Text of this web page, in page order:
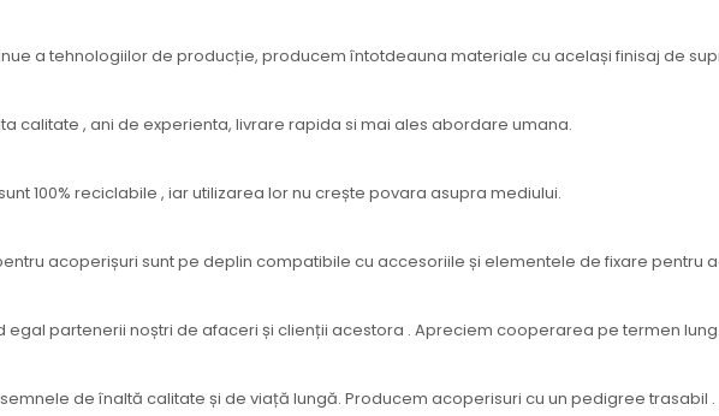
a tehnologiilor de producție, producem întotdeauna materiale cu același finisaj de
calitate , ani de experienta, livrare rapida si mai ales abordare umana.
100% reciclabile , iar utilizarea lor nu crește povara asupra mediului.
acoperișuri sunt pe deplin compatibile cu accesoriile și elementele de fixare pentru
partenerii noștri de afaceri și clienții acestora . Apreciem cooperarea pe termen lung.
de înaltă calitate și de viață lungă. Producem acoperisuri cu un pedigree trasabil .